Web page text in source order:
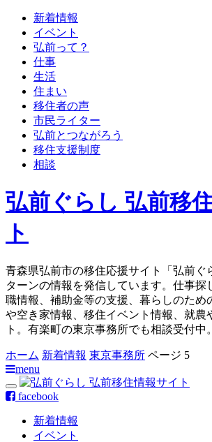
新着情報
イベント
弘前って？
仕事
生活
住まい
移住者の声
市民ライター
弘前とつながろう
移住支援制度
相談
弘前ぐらし 弘前移
ト
青森県弘前市の移住応援サイト「弘前ぐ
ターンの情報を発信しています。仕事探
職情報、補助金等の支援、暮らしのため
や空き家情報、移住イベント情報、就農
ト。有楽町の東京事務所でも相談受付中。
ホーム 新着情報 東京事務所 ページ 5
menu
facebook
新着情報
イベント